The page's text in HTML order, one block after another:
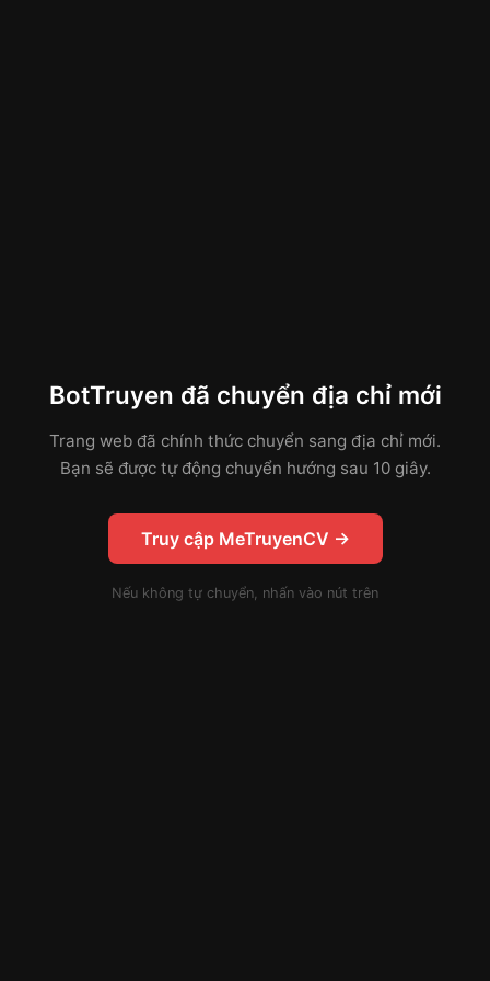
BotTruyen đã chuyển địa chỉ mới
Trang web đã chính thức chuyển sang địa chỉ mới.
Bạn sẽ được tự động chuyển hướng sau 10 giây.
Truy cập MeTruyenCV →
Nếu không tự chuyển, nhấn vào nút trên